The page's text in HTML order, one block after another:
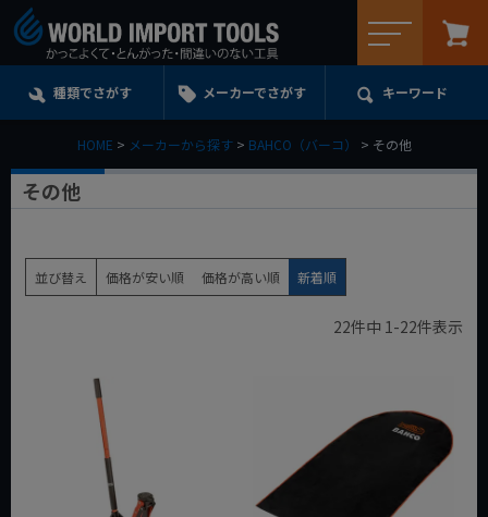
種類でさがす メーカーでさがす キーワード
HOME メーカーから探す BAHCO（バーコ） その他
その他
並び替え 価格が安い順 価格が高い順 新着順
22件中 1-22件表示